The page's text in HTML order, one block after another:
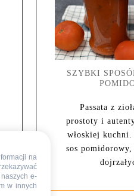
SZYBKI
Passata z
prostoty i
włoskiej kuchni.
sos
na
e-
w innych